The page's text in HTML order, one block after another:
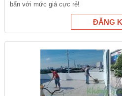
bẩn với mức giá cực rẻ!